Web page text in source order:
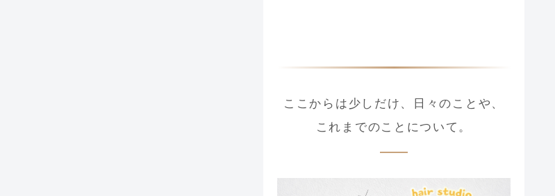
ここからは少しだけ、日々のことや、
これまでのことについて。